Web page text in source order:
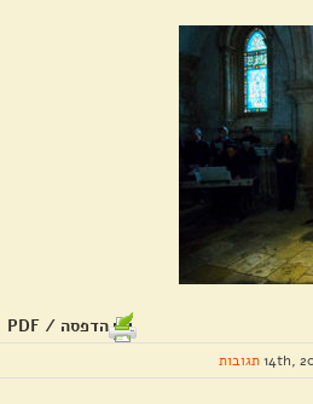
הדפסה / PDF